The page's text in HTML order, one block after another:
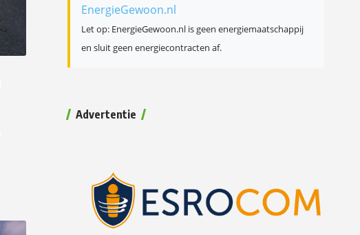
EnergieGewoon.nl
Let op: EnergieGewoon.nl is geen energiemaatschappij
en sluit geen energiecontracten af.
Advertentie